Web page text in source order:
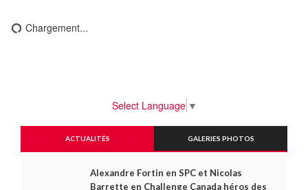
Chargement...
Select Language ▼
ACTUALITÉS GALERIES PHOTOS
Alexandre Fortin en SPC et Nicolas
Barrette en Challenge Canada héros des